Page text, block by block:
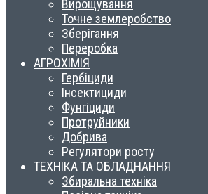
Вирощування
Точне землеробство
Зберігання
Переробка
АГРОХІМІЯ
Гербіциди
Інсектициди
Фунгіциди
Протруйники
Добрива
Регулятори росту
ТЕХНІКА ТА ОБЛАДНАННЯ
Збиральна техніка